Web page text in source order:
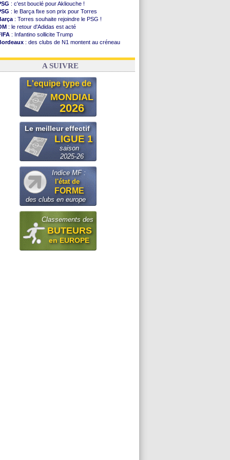
: c'est bouclé pour Akliouche !
: le Barça fixe son prix pour Torres
: Torres souhaite rejoindre le PSG !
: le retour d'Adidas est acté
: Infantino sollicite Trump
: des clubs de N1 montent au créneau
: le démenti de Leipzig pour Diomandé
A SUIVRE
L'equipe type de
MONDIAL
2026
Le meilleur effectif
LIGUE 1
saison
2025-26
Indice MF :
l'état de
FORME
des clubs en europe
Classements des
BUTEURS
en EUROPE